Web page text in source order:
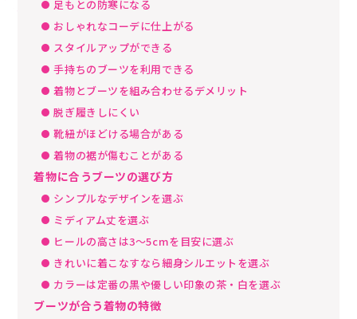
足もとの防寒になる
おしゃれなコーデに仕上がる
スタイルアップができる
手持ちのブーツを利用できる
着物とブーツを組み合わせるデメリット
脱ぎ履きしにくい
靴紐がほどける場合がある
着物の裾が傷むことがある
着物に合うブーツの選び方
シンプルなデザインを選ぶ
ミディアム丈を選ぶ
ヒールの高さは3～5cmを目安に選ぶ
きれいに着こなすなら細身シルエットを選ぶ
カラーは定番の黒や優しい印象の茶・白を選ぶ
ブーツが合う着物の特徴